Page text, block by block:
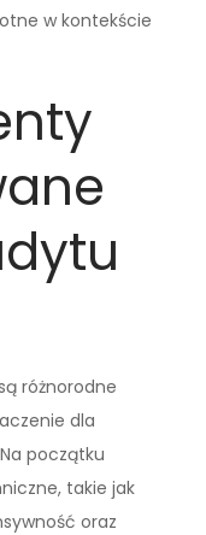
w kontekście
różnorodne
dla
początku
takie jak
oraz